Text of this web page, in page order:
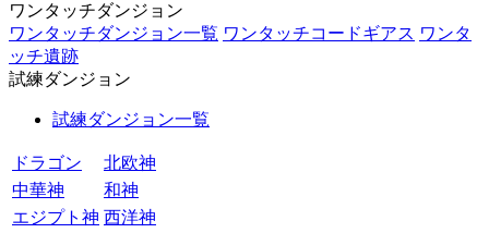
ワンタッチダンジョン
ワンタッチダンジョン一覧 ワンタッチコードギアス ワンタ
ッチ遺跡
試練ダンジョン
試練ダンジョン一覧
ドラゴン
北欧神
中華神
和神
エジプト神 西洋神